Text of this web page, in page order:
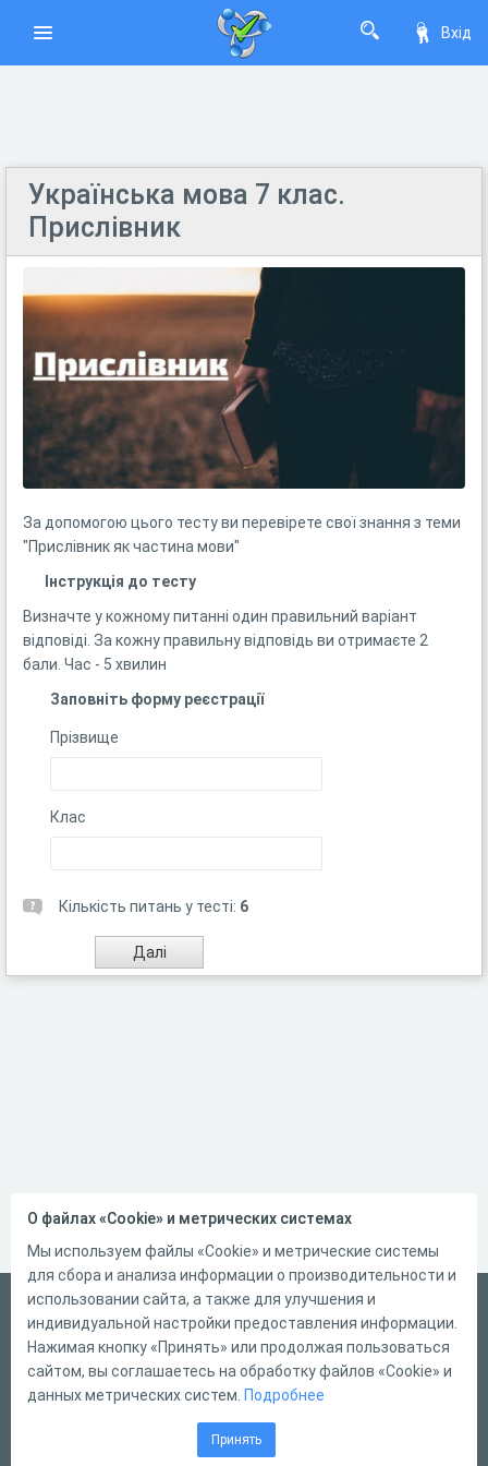
Вхід
Українська мова 7 клас.
Прислівник
За допомогою цього тесту ви перевірете свої знання з теми
"Прислівник як частина мови"
Інструкція до тесту
Визначте у кожному питанні один правильний варіант
відповіді. За кожну правильну відповідь ви отримаєте 2
бали. Час - 5 хвилин
Заповніть форму реєстрації
Прізвище
Клас
Кількість питань у тесті: 6
Український
Справка
Форма обратной связи
О файлах «Cookie» и метрических системах
Мы используем файлы «Cookie» и метрические системы
для сбора и анализа информации о производительности и
использовании сайта, а также для улучшения и
индивидуальной настройки предоставления информации.
Нажимая кнопку «Принять» или продолжая пользоваться
сайтом, вы соглашаетесь на обработку файлов «Cookie» и
данных метрических систем. Подробнее
Принять